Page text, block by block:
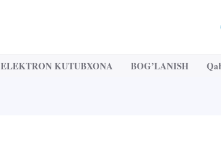
ELEKTRON KUTUBXONA BOG’LANISH